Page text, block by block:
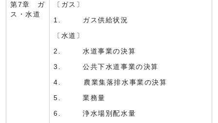
第7章 ガ
ス・水道
〔ガス〕
1. ガス供給状況
〔水道〕
2. 水道事業の決算
3. 公共下水道事業の決算
4. 農業集落排水事業の決算
5. 業務量
6. 浄水場別配水量